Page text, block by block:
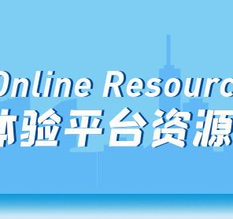
验平台资